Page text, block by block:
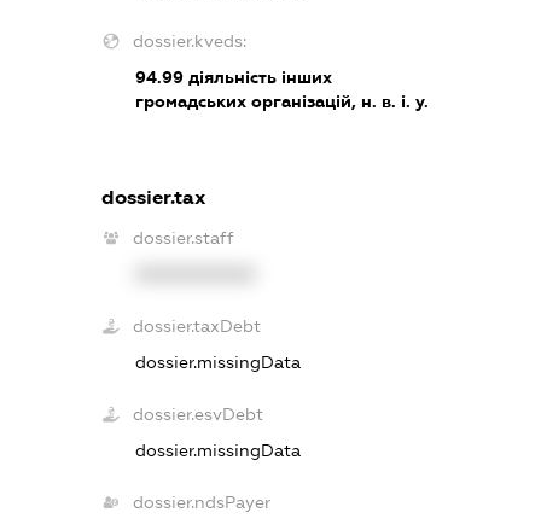
dossier.kveds:
94.99 діяльність інших
громадських організацій, н. в. і. у.
dossier.tax
dossier.staff
dossier.taxDebt
dossier.missingData
dossier.esvDebt
dossier.missingData
dossier.ndsPayer